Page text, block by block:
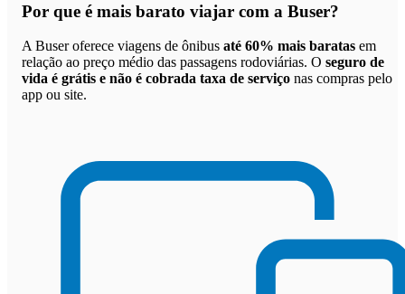
Por que é mais barato viajar com a Buser?
A Buser oferece viagens de ônibus até 60% mais baratas em
relação ao preço médio das passagens rodoviárias. O seguro de
vida é grátis e não é cobrada taxa de serviço nas compras pelo
app ou site.